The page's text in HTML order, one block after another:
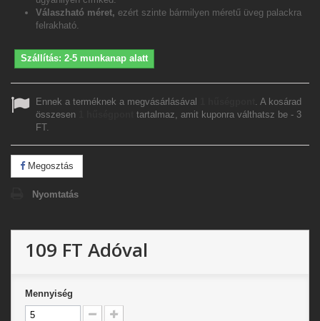
Válaszható méret, ezért szinte bármilyen méretű üveg palackra
felrakható.
Szállítás: 2-5 munkanap alatt
Ennek a terméknek a megvásárlásával
. A kosárad
összesen
tartalmaz, amit kuponra válthatsz be - 3
FT.
Megosztás
Nyomtatás
109 FT Adóval
Mennyiség